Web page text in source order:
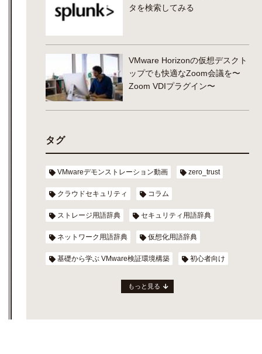
タを検索してみる
VMware Horizonの仮想デスクト
ップでも快適なZoom会議を〜
Zoom VDIプラグイン〜
タグ
VMwareデモンストレーション動画 zero_trust
クラウドセキュリティ コラム
ストレージ用語辞典 セキュリティ用語辞典
ネットワーク用語辞典 仮想化用語辞典
基礎から学ぶ VMware検証環境構築 初心者向け
もっと見る